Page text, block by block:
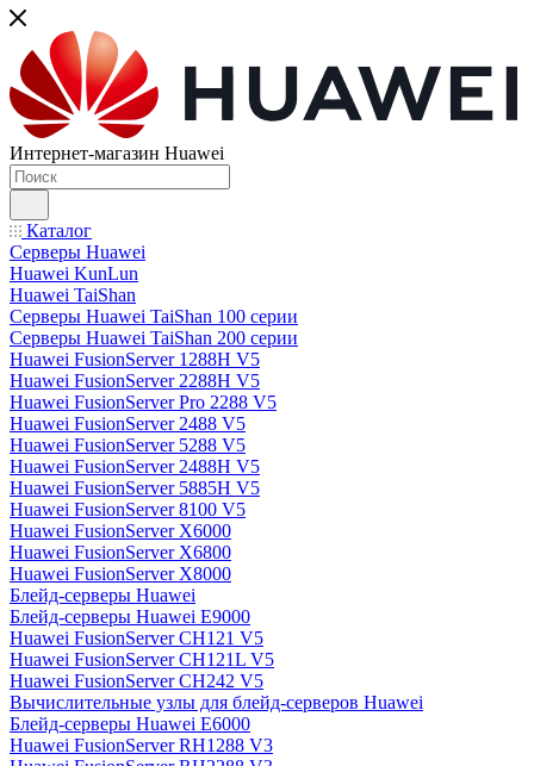
Интернет-магазин Huawei
Каталог
Серверы Huawei
Huawei KunLun
Huawei TaiShan
Серверы Huawei TaiShan 100 серии
Серверы Huawei TaiShan 200 серии
Huawei FusionServer 1288H V5
Huawei FusionServer 2288H V5
Huawei FusionServer Pro 2288 V5
Huawei FusionServer 2488 V5
Huawei FusionServer 5288 V5
Huawei FusionServer 2488H V5
Huawei FusionServer 5885H V5
Huawei FusionServer 8100 V5
Huawei FusionServer X6000
Huawei FusionServer X6800
Huawei FusionServer X8000
Блейд-серверы Huawei
Блейд-серверы Huawei E9000
Huawei FusionServer CH121 V5
Huawei FusionServer CH121L V5
Huawei FusionServer CH242 V5
Вычислительные узлы для блейд-серверов Huawei
Блейд-серверы Huawei E6000
Huawei FusionServer RH1288 V3